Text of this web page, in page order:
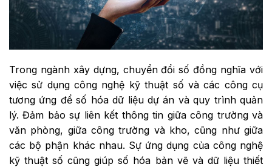
Trong ngành xây dựng, chuyển đổi số đồng nghĩa với
việc sử dụng công nghệ kỹ thuật số và các công cụ
tương ứng để số hóa dữ liệu dự án và quy trình quản
lý. Đảm bảo sự liên kết thông tin giữa công trường và
văn phòng, giữa công trường và kho, cũng như giữa
các bộ phận khác nhau. Sự ứng dụng của công nghệ
kỹ thuật số cũng giúp số hóa bản vẽ và dữ liệu thiết